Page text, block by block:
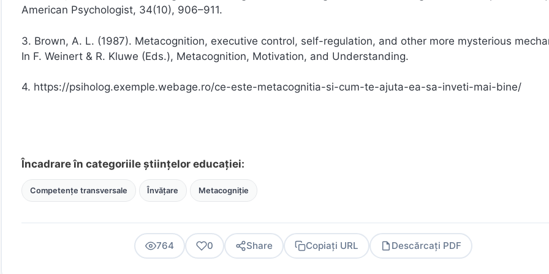
American Psychologist, 34(10), 906–911.
3. Brown, A. L. (1987). Metacognition, executive control, self-regulation, and other more mysterious
In F. Weinert & R. Kluwe (Eds.), Metacognition, Motivation, and Understanding.
4. https://psiholog.exemple.webage.ro/ce-este-metacognitia-si-cum-te-ajuta-ea-sa-inveti-mai-bine/
Încadrare în categoriile științelor educației:
Competențe transversale Învățare Metacogniție
764 0 Share Copiați URL Descărcați PDF